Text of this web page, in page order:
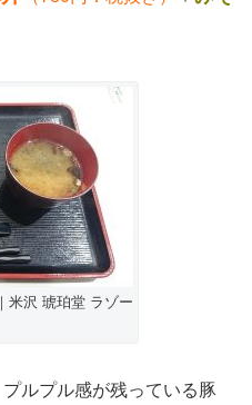
米沢 琥珀堂 ラゾー
ルプル感が残っている豚